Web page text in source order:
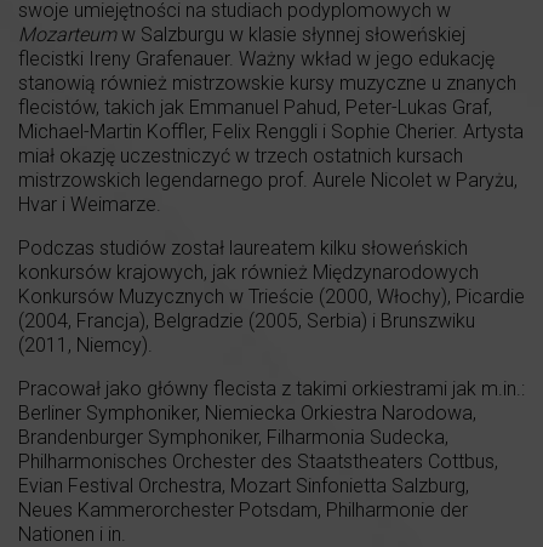
swoje umiejętności na studiach podyplomowych w
Mozarteumw Salzburgu w klasie słynnej słoweńskiej
flecistki Ireny Grafenauer. Ważny wkład w jego edukację
stanowią również mistrzowskie kursy muzyczne u znanych
flecistów, takich jak Emmanuel Pahud, Peter-Lukas Graf,
Michael-Martin Koffler, Felix Renggli i Sophie Cherier. Artysta
miał okazję uczestniczyć w trzech ostatnich kursach
mistrzowskich legendarnego prof. Aurele Nicolet w Paryżu,
Hvar i Weimarze.
Podczas studiów został laureatem kilku słoweńskich
konkursów krajowych, jak również Międzynarodowych
Konkursów Muzycznych w Trieście (2000, Włochy), Picardie
(2004, Francja), Belgradzie (2005, Serbia) i Brunszwiku
(2011, Niemcy).
Pracował jako główny flecista z takimi orkiestrami jak m.in.:
Berliner Symphoniker, Niemiecka Orkiestra Narodowa,
Brandenburger Symphoniker, Filharmonia Sudecka,
Philharmonisches Orchester des Staatstheaters Cottbus,
Evian Festival Orchestra, Mozart Sinfonietta Salzburg,
Neues Kammerorchester Potsdam, Philharmonie der
Nationen i in.